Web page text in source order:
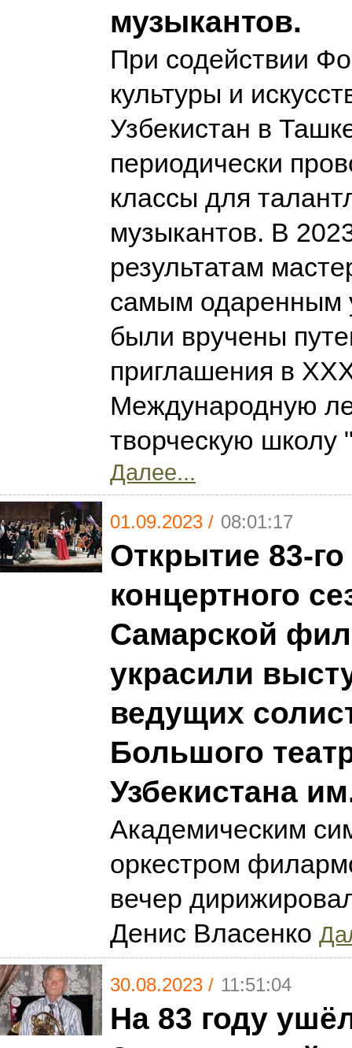
музыкантов.
При содействии
культуры и
Узбекистан в
периодически
классы для
музыкантов. В
результатам
самым одаренным
были вручены
приглашения в
Международную
творческую
Далее...
01.09.2023 / 08:01:17
Открытие 83-го
концертного
Самарской
украсили
ведущих
Большого
Узбекистана
Академическим
оркестром
вечер
Денис Власенко
30.08.2023 / 11:51:04
На 83 году